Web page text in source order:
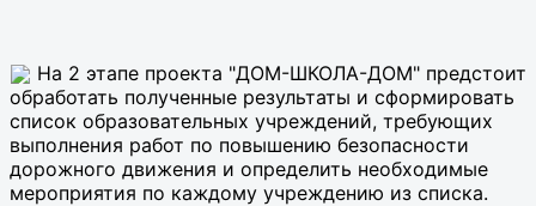
На 2 этапе проекта "ДОМ-ШКОЛА-ДОМ" предстоит
обработать полученные результаты и сформировать
список образовательных учреждений, требующих
выполнения работ по повышению безопасности
дорожного движения и определить необходимые
мероприятия по каждому учреждению из списка.